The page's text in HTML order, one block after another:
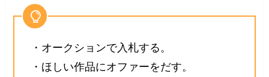
・オークションで入札する。
・ほしい作品にオファーをだす。